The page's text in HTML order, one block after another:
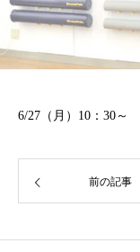
6/27（月）10：30～
前の記事